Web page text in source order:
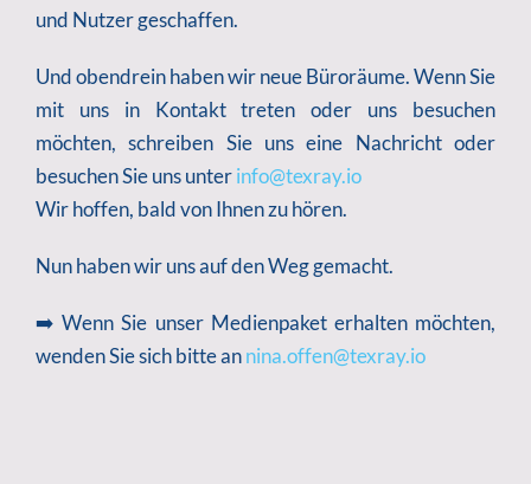
und Nutzer geschaffen.
Und obendrein haben wir neue Büroräume. Wenn Sie
mit uns in Kontakt treten oder uns besuchen
möchten, schreiben Sie uns eine Nachricht oder
besuchen Sie uns unterinfo@texray.io
Wir hoffen, bald von Ihnen zu hören.
Nun haben wir uns auf den Weg gemacht.
➡️ Wenn Sie unser Medienpaket erhalten möchten,
wenden Sie sich bitte annina.offen@texray.io